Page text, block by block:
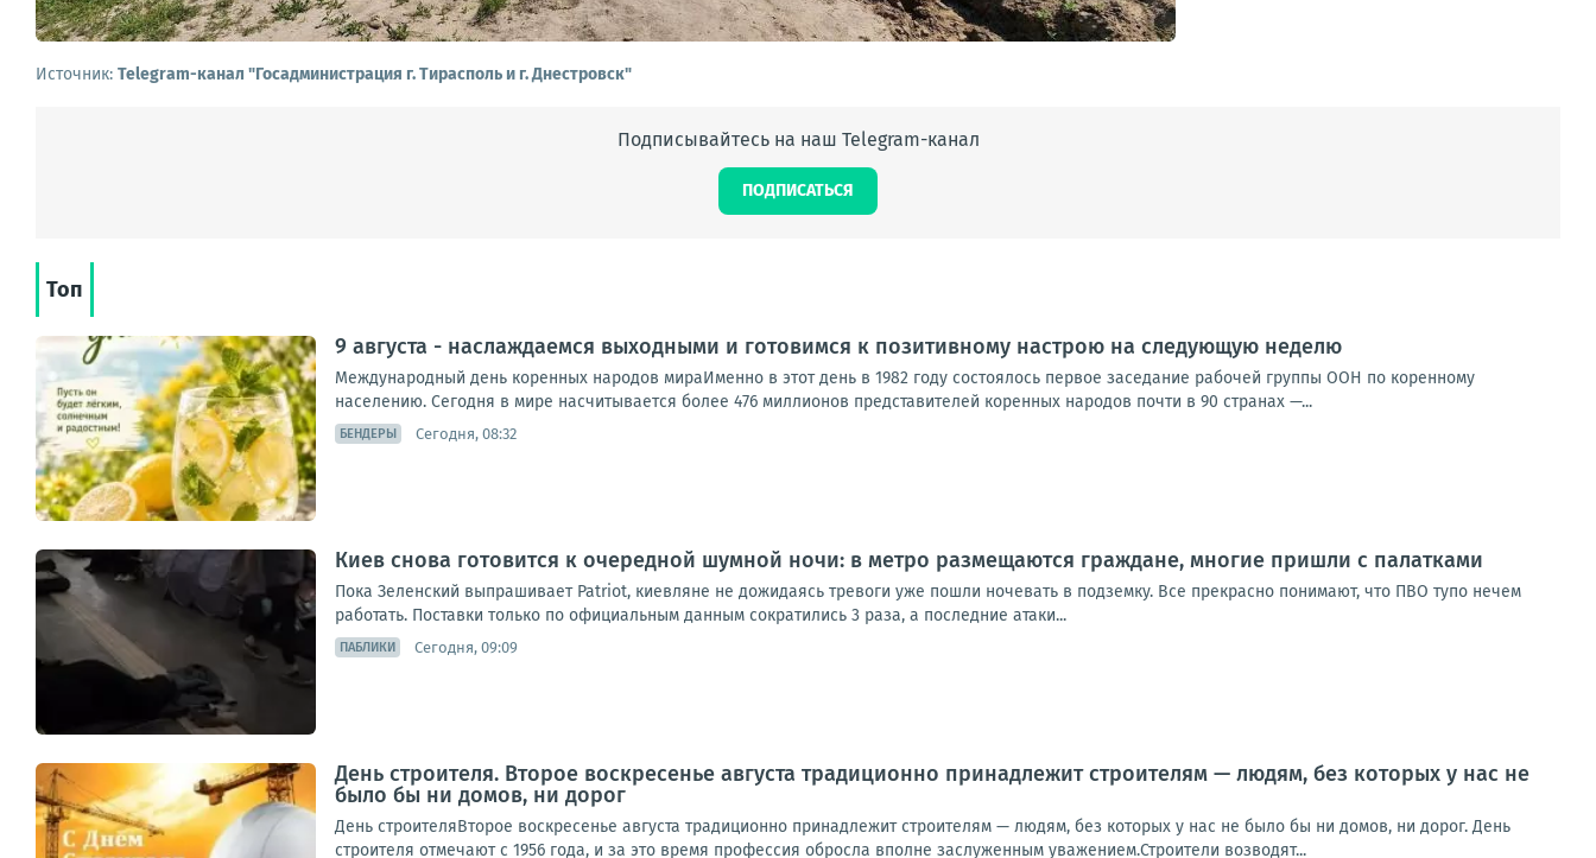
Источник: Telegram-канал "Госадминистрация г. Тирасполь и г. Днестровск"
Подписывайтесь на наш Telegram-канал
ПОДПИСАТЬСЯ
Топ
9 августа - наслаждаемся выходными и готовимся к позитивному настрою на следующую неделю
Международный день коренных народов мираИменно в этот день в 1982 году состоялось первое заседание рабочей группы ООН по коренному
населению. Сегодня в мире насчитывается более 476 миллионов представителей коренных народов почти в 90 странах —...
БЕНДЕРЫ Сегодня, 08:32
Киев снова готовится к очередной шумной ночи: в метро размещаются граждане, многие пришли с палатками
Пока Зеленский выпрашивает Patriot, киевляне не дожидаясь тревоги уже пошли ночевать в подземку. Все прекрасно понимают, что ПВО тупо нечем
работать. Поставки только по официальным данным сократились 3 раза, а последние атаки...
ПАБЛИКИ Сегодня, 09:09
День строителя. Второе воскресенье августа традиционно принадлежит строителям — людям, без которых у нас не
было бы ни домов, ни дорог
День строителяВторое воскресенье августа традиционно принадлежит строителям — людям, без которых у нас не было бы ни домов, ни дорог. День
строителя отмечают с 1956 года, и за это время профессия обросла вполне заслуженным уважением.Строители возводят...